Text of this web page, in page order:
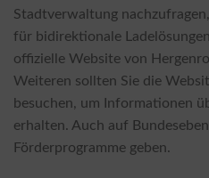
Stadtverwaltung
für bidirektionale
offizielle Website von
Weiteren sollten Sie die
besuchen, um Informationen
erhalten. Auch auf
Förderprogramme geben.